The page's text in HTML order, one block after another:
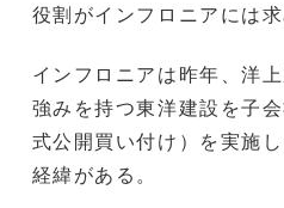
役割がインフロニアには求
インフロニアは昨年、洋
強みを持つ東洋建設を子
式公開買い付け）を実施
経緯がある。